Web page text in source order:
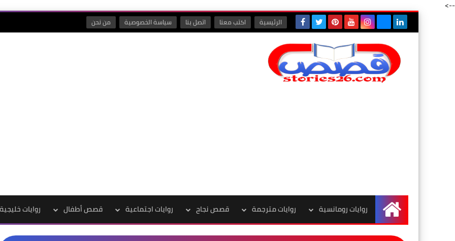
-->
الرئيسية اكتب معنا اتصل بنا سياسة الخصوصية من نحن
الرئيسية
روايات رومانسية روايات مترجمة قصص نجاح روايات اجتماعية قصص أطفال روايات خليجية